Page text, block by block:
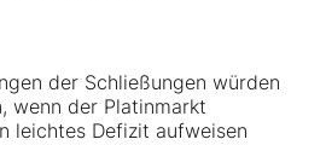
der Schließungen würden
wenn der Platinmarkt
leichtes Defizit aufweisen